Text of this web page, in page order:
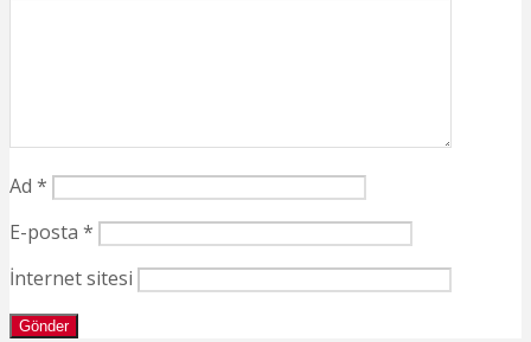
Ad *
E-posta *
İnternet sitesi